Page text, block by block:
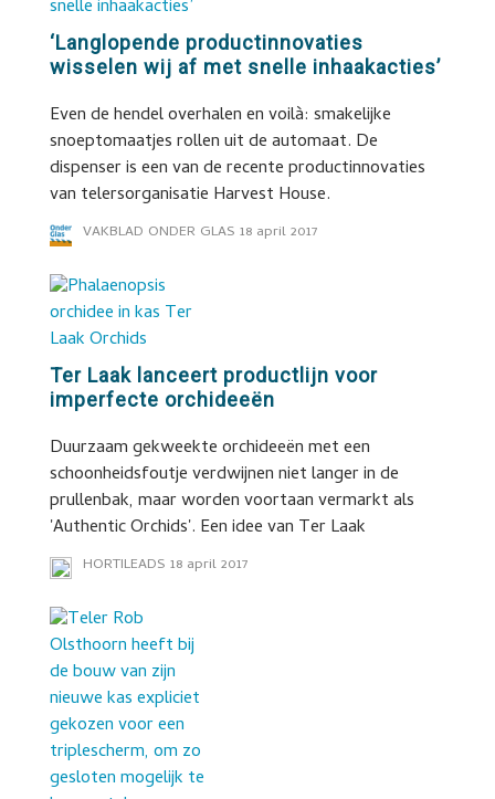
‘Langlopende productinnovaties
wisselen wij af met snelle inhaakacties’
Even de hendel overhalen en voilà: smakelijke
snoeptomaatjes rollen uit de automaat. De
dispenser is een van de recente productinnovaties
van telersorganisatie Harvest House.
VAKBLAD ONDER GLAS 18 april 2017
Ter Laak lanceert productlijn voor
imperfecte orchideeën
Duurzaam gekweekte orchideeën met een
schoonheidsfoutje verdwijnen niet langer in de
prullenbak, maar worden voortaan vermarkt als
'Authentic Orchids'. Een idee van Ter Laak
HORTILEADS 18 april 2017